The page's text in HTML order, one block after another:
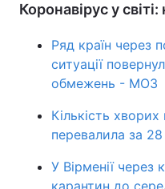
Коронавірус у
Ряд країн через
ситуації
обмежень - МОЗ
Кількість хворих
перевалила за 28
У Вірменії через
карантин до